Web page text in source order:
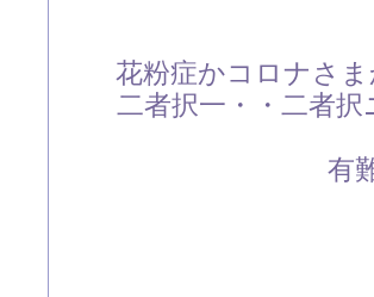
花粉症かコロナさ
二者択一・・二者
有